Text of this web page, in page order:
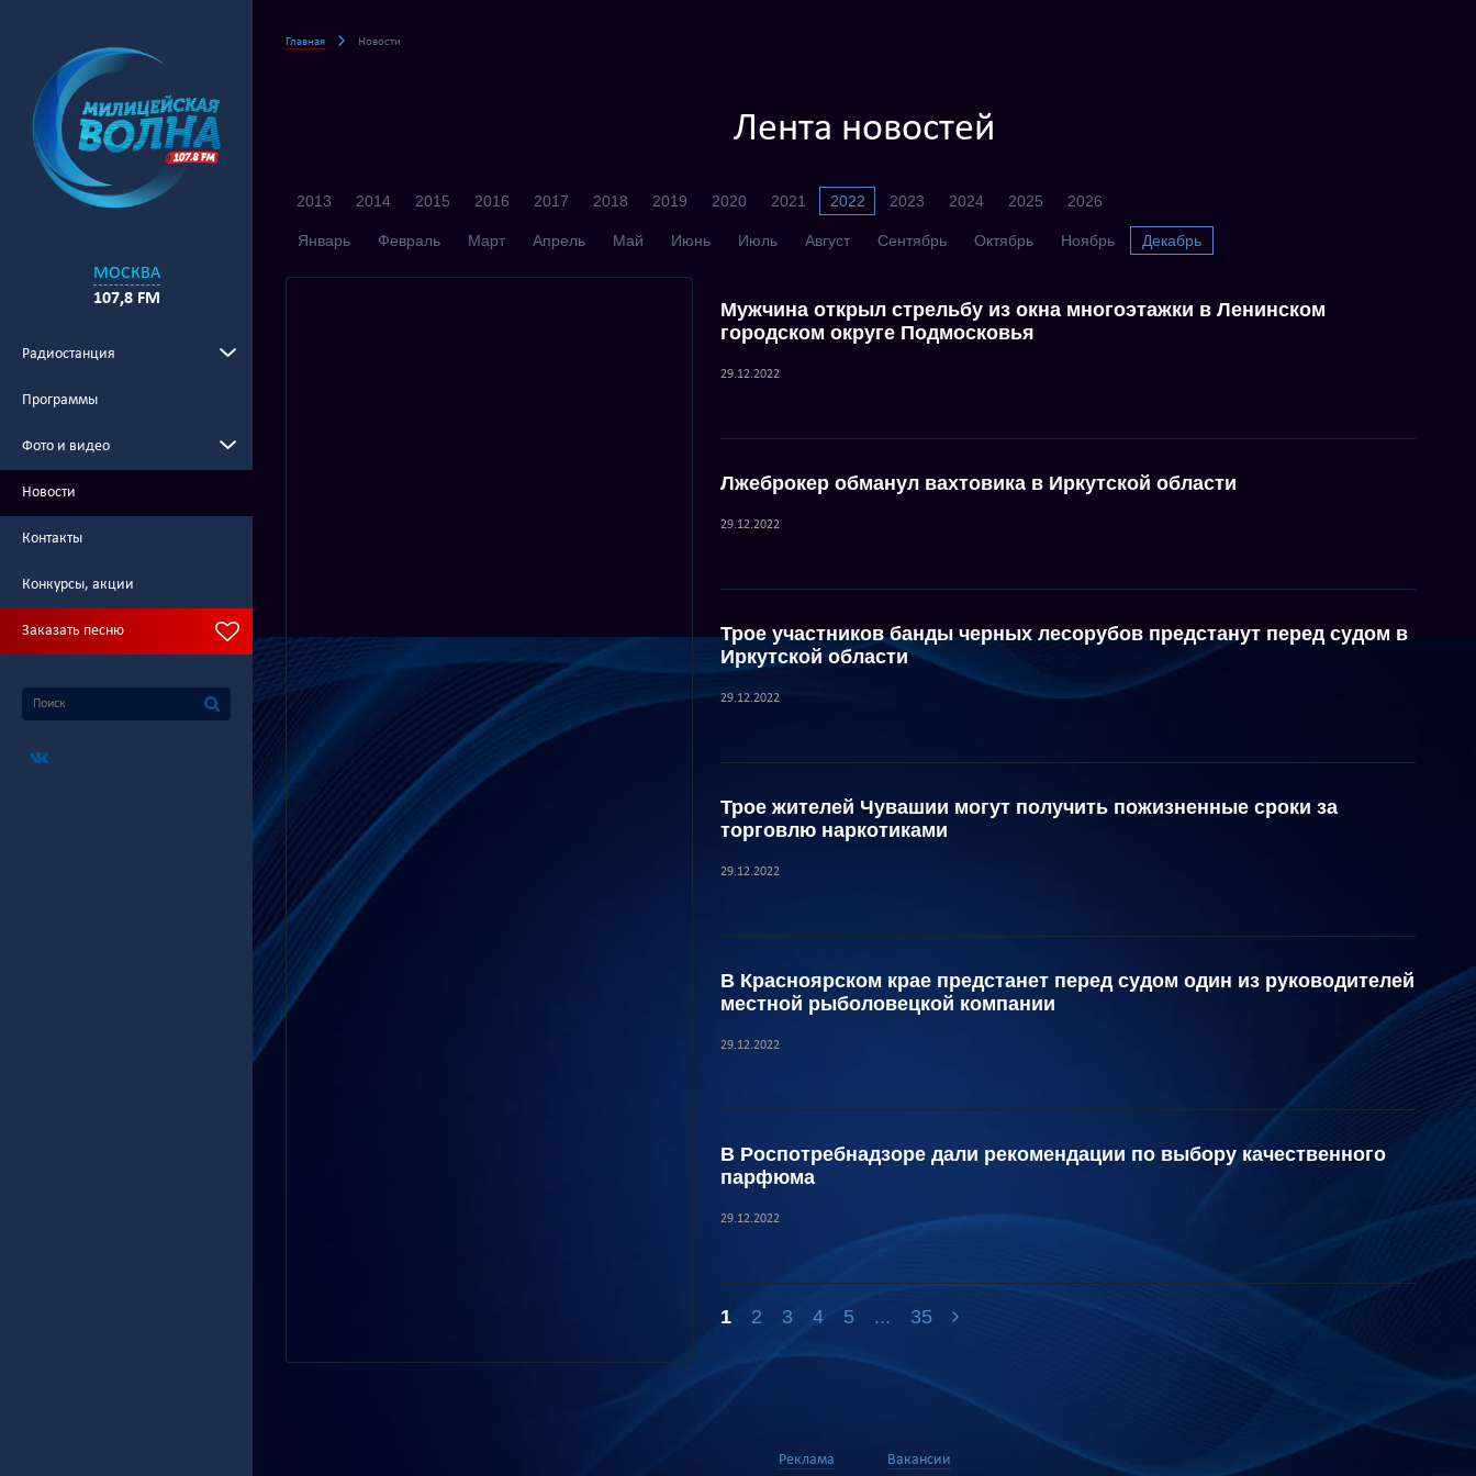
МОСКВА
107,8 FM
Радиостанция
Программы
Фото и видео
Новости
Контакты
Конкурсы, акции
Заказать песню
Главная Новости
Лента новостей
2013 2014 2015 2016 2017 2018 2019 2020 2021 2022 2023 2024 2025 2026
Январь Февраль Март Апрель Май Июнь Июль Август Сентябрь Октябрь Ноябрь Декабрь
Мужчина открыл стрельбу из окна многоэтажки в Ленинском
городском округе Подмосковья
29.12.2022
Лжеброкер обманул вахтовика в Иркутской области
29.12.2022
Трое участников банды черных лесорубов предстанут перед судом в
Иркутской области
29.12.2022
Трое жителей Чувашии могут получить пожизненные сроки за
торговлю наркотиками
29.12.2022
В Красноярском крае предстанет перед судом один из руководителей
местной рыболовецкой компании
29.12.2022
В Роспотребнадзоре дали рекомендации по выбору качественного
парфюма
29.12.2022
1 2 3 4 5 ... 35
Реклама Вакансии